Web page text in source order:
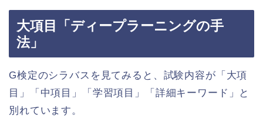
大項目「ディープラーニングの手
法」
G検定のシラバスを見てみると、試験内容が「大項
目」「中項目」「学習項目」「詳細キーワード」と
別れています。